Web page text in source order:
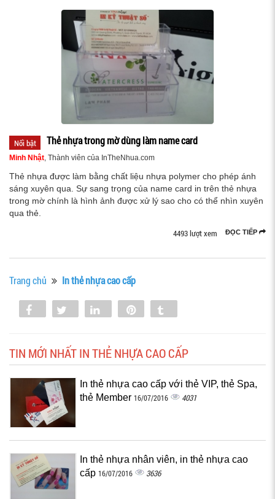
Nổi bật Thẻ nhựa trong mờ dùng làm name card
Minh Nhật, Thành viên của InTheNhua.com
Thẻ nhựa được làm bằng chất liệu nhựa polymer cho phép ánh
sáng xuyên qua. Sự sang trọng của name card in trên thẻ nhựa
trong mờ chính là hình ảnh được xử lý sao cho có thể nhìn xuyên
qua thẻ.
ĐỌC TIẾP
4493 lượt xem
Trang chủ In thẻ nhựa cao cấp
Share Tweet Share
TIN MỚI NHẤT IN THẺ NHỰA CAO CẤP
In thẻ nhựa cao cấp với thẻ VIP, thẻ Spa,
thẻ Member 16/07/2016 4031
In thẻ nhựa nhân viên, in thẻ nhựa cao
cấp 16/07/2016 3636